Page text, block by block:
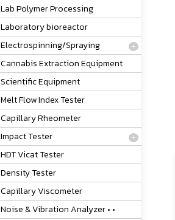
Lab Polymer Processing
Laboratory bioreactor
Electrospinning/Spraying
Cannabis Extraction Equipment
Scientific Equipment
Melt Flow Index Tester
Capillary Rheometer
Impact Tester
HDT Vicat Tester
Density Tester
Capillary Viscometer
Noise & Vibration Analyzer • •